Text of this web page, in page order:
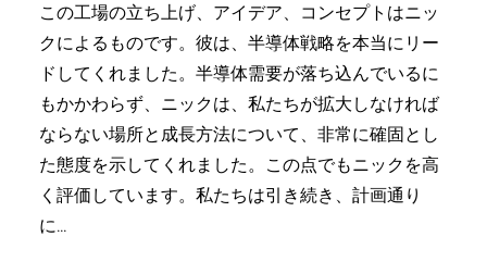
この工場の立ち上げ、アイデア、コンセプトはニッ
クによるものです。彼は、半導体戦略を本当にリー
ドしてくれました。半導体需要が落ち込んでいるに
もかかわらず、ニックは、私たちが拡大しなければ
ならない場所と成長方法について、非常に確固とし
た態度を示してくれました。この点でもニックを高
く評価しています。私たちは引き続き、計画通り
に...